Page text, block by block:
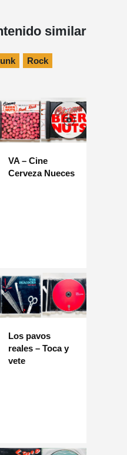
similar
Rock
VA – Cine
Cerveza Nueces
Los pavos
reales – Toca y
vete